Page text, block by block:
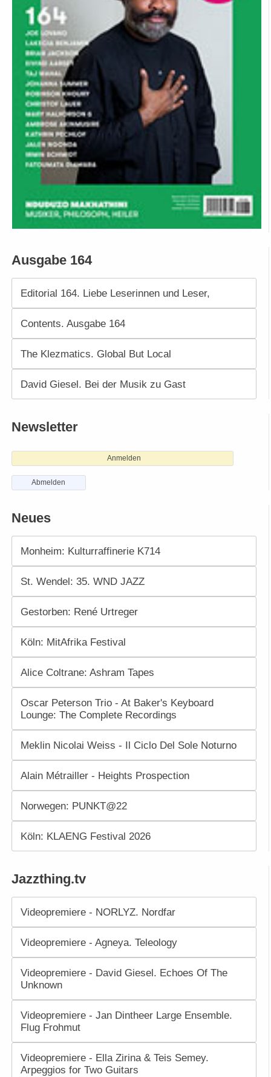
Ausgabe 164
Editorial 164. Liebe Leserinnen und Leser,
Contents. Ausgabe 164
The Klezmatics. Global But Local
David Giesel. Bei der Musik zu Gast
Newsletter
Anmelden
Abmelden
Neues
Monheim: Kulturraffinerie K714
St. Wendel: 35. WND JAZZ
Gestorben: René Urtreger
Köln: MitAfrika Festival
Alice Coltrane: Ashram Tapes
Oscar Peterson Trio - At Baker's Keyboard
Lounge: The Complete Recordings
Meklin Nicolai Weiss - Il Ciclo Del Sole Noturno
Alain Métrailler - Heights Prospection
Norwegen: PUNKT@22
Köln: KLAENG Festival 2026
Jazzthing.tv
Videopremiere - NORLYZ. Nordfar
Videopremiere - Agneya. Teleology
Videopremiere - David Giesel. Echoes Of The
Unknown
Videopremiere - Jan Dintheer Large Ensemble.
Flug Frohmut
Videopremiere - Ella Zirina & Teis Semey.
Arpeggios for Two Guitars